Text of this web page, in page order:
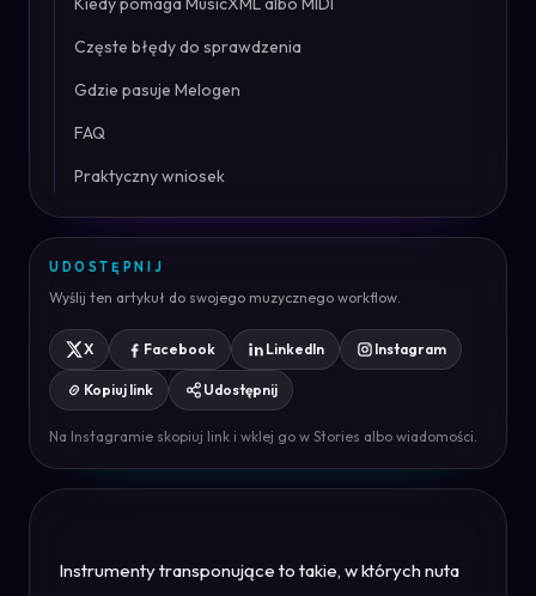
Częste błędy do sprawdzenia
Gdzie pasuje Melogen
FAQ
Praktyczny wniosek
UDOSTĘPNIJ
Wyślij ten artykuł do swojego muzycznego workflow.
X Facebook LinkedIn Instagram
Kopiuj link Udostępnij
Na Instagramie skopiuj link i wklej go w Stories albo wiadomości.
Instrumenty transponujące to takie, w których nuta